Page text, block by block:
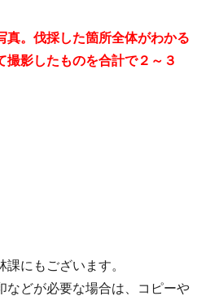
。伐採した箇所全体がわかる
撮影したものを合計で２～３
課にもございます。
などが必要な場合は、コピーや